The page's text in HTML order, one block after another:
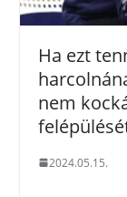
Ha ezt
nem
2024.05.15.